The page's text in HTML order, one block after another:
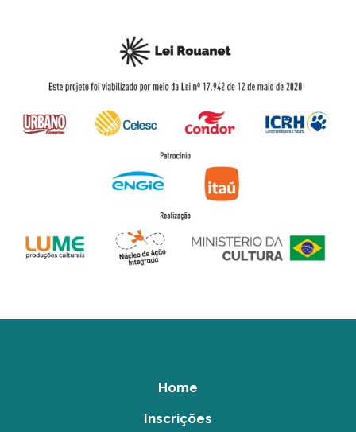
Home
Inscrições